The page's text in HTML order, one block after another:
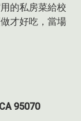
的私房菜給校
才好吃，當場
95070